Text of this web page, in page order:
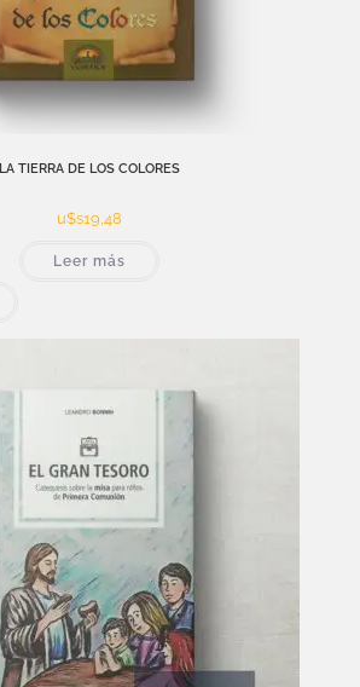
LA TIERRA DE LOS COLORES
u$s19,48
Leer más